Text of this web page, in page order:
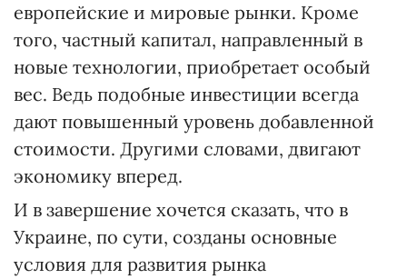
европейские и мировые рынки. Кроме
того, частный капитал, направленный в
новые технологии, приобретает особый
вес. Ведь подобные инвестиции всегда
дают повышенный уровень добавленной
стоимости. Другими словами, двигают
экономику вперед.
И в завершение хочется сказать, что в
Украине, по сути, созданы основные
условия для развития рынка